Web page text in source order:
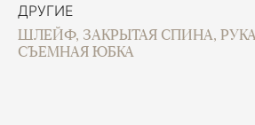
ДРУГИЕ
ШЛЕЙФ, ЗАКРЫТАЯ СПИНА,
СЪЕМНАЯ ЮБКА